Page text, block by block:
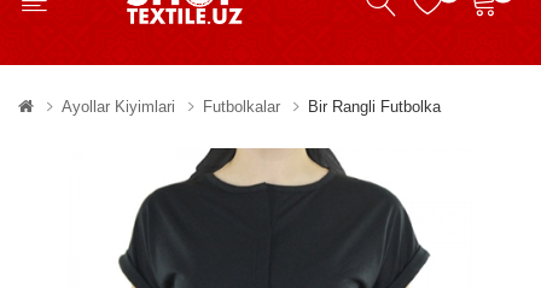
Ayollar Kiyimlari Futbolkalar Bir Rangli Futbolka